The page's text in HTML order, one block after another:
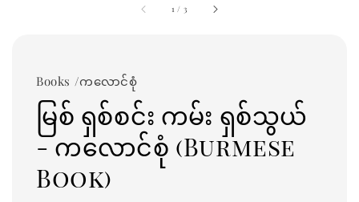
1 / 3
Books /ကလောင်စုံ
မြစ် ရှစ်စင်း ကမ်း ရှစ်သွယ်
- ကလောင်စုံ (Burmese
Book)